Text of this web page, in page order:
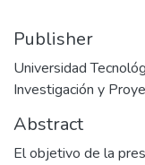
Publisher
Universidad
Investigación y
Abstract
El objetivo de la